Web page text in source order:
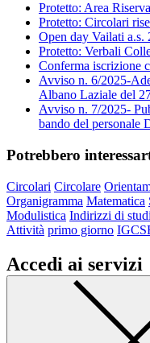
Protetto: Area
Protetto: Circolari
Open day Vailati a.s.
Protetto: Verbali
Conferma iscrizione
Avviso n. 6/2025-
Albano Laziale del
Avviso n. 7/2025-
bando del personale
Potrebbero
Circolari Circolare
Organigramma Matematica
Modulistica Indirizzi di
Attività primo giorno
Accedi ai servizi